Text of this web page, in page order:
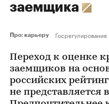
заемщика
Про: карьеру Госрегулирование
Переход к оценке
заемщиков на
российских
не